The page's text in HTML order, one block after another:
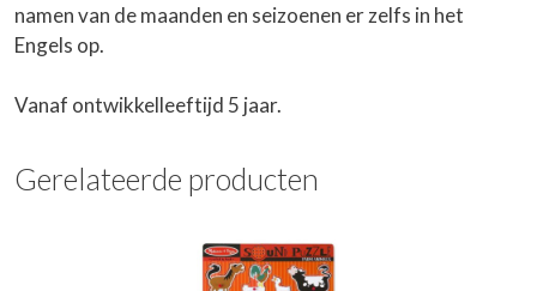
namen van de maanden en seizoenen er zelfs in het
Engels op.
Vanaf ontwikkelleeftijd 5 jaar.
Gerelateerde producten